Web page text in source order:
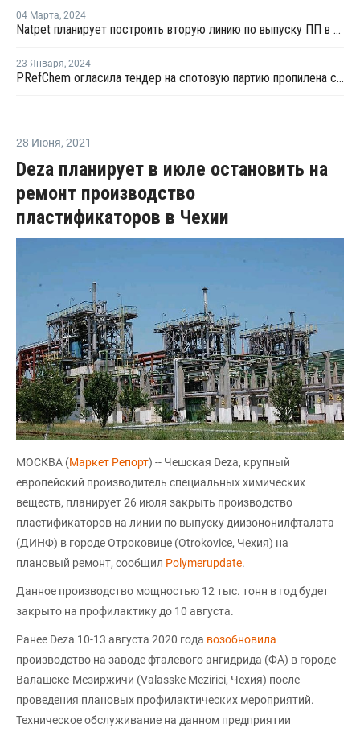
04 Марта, 2024
Natpet планирует построить вторую линию по выпуску ПП в Янбу с помощью технологии LyondellBasell
23 Января, 2024
PRefChem огласила тендер на спотовую партию пропилена с отгрузкой в конце января
28 Июня, 2021
Deza планирует в июле остановить на
ремонт производство
пластификаторов в Чехии
МОСКВА (Маркет Репорт) -- Чешская Deza, крупный
европейский производитель специальных химических
веществ, планирует 26 июля закрыть производство
пластификаторов на линии по выпуску диизононилфталата
(ДИНФ) в городе Отроковице (Otrokovice, Чехия) на
плановый ремонт, сообщил Polymerupdate.
Данное производство мощностью 12 тыс. тонн в год будет
закрыто на профилактику до 10 августа.
Ранее Deza 10-13 августа 2020 года возобновила
производство на заводе фталевого ангидрида (ФА) в городе
Валашске-Мезиржичи (Valasske Mezirici, Чехия) после
проведения плановых профилактических мероприятий.
Техническое обслуживание на данном предприятии